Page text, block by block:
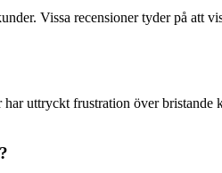
Vissa recensioner tyder på att
uttryckt frustration över